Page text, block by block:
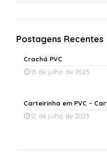
Postagens Recentes
Crachá PVC
13 de julho de 2023
Carteirinha em PVC –
12 de julho de 2023